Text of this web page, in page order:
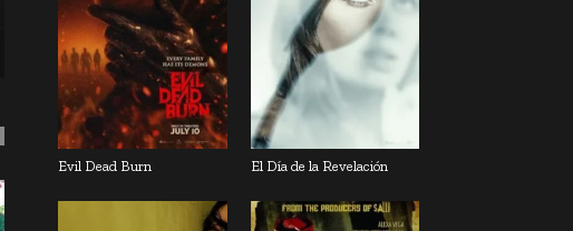
Evil Dead Burn El Día de la Revelación